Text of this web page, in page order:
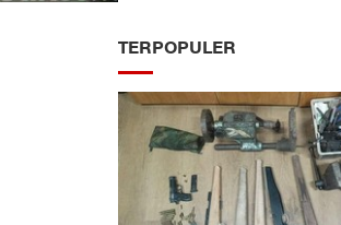
TERPOPULER